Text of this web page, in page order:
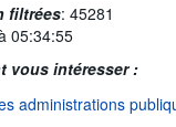
filtrées: 45281
05:34:55
vous intéresser :
administrations